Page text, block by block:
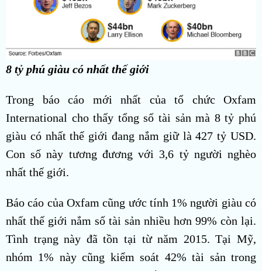
8 tỷ phú giàu có nhất thế giới
Trong báo cáo mới nhất của tổ chức Oxfam
International cho thấy tổng số tài sản mà 8 tỷ phú
giàu có nhất thế giới đang nắm giữ là 427 tỷ USD.
Con số này tương đương với 3,6 tỷ người nghèo
nhất thế giới.
Báo cáo của Oxfam cũng ước tính 1% người giàu có
nhất thế giới nắm số tài sản nhiều hơn 99% còn lại.
Tình trạng này đã tồn tại từ năm 2015. Tại Mỹ,
nhóm 1% này cũng kiểm soát 42% tài sản trong